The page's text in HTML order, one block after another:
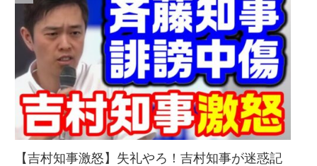
【吉村知事激怒】失礼やろ！吉村知事が迷惑記